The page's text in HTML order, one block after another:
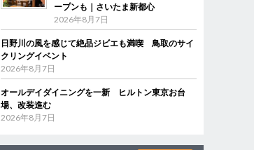
ープンも｜さいたま新都心
2026年8月7日
日野川の風を感じて絶品ジビエも満喫 鳥取のサイ
クリングイベント
2026年8月7日
オールデイダイニングを一新 ヒルトン東京お台
場、改装進む
2026年8月7日